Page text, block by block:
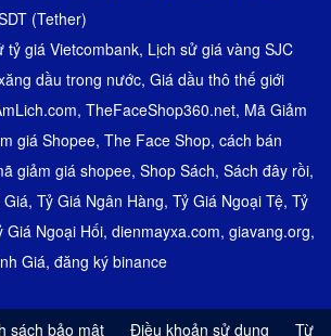
(Tether)
tỷ giá Vietcombank, Lịch sử giá vàng SJC
dầu trong nước, Giá dầu thô thế giới
, TheFaceShop360.net, Mã Giảm
giá Shopee, The Face Shop, cách bán
giảm giá shopee, Shop Sách, Sách đây rồi,
Giá, Tỷ Giá Ngân Hàng, Tỷ Giá Ngoại Tệ, Tỷ
Giá Ngoại Hối, dienmayxa.com, giavang.org,
Giá, đăng ký binance
sách bảo mật Điều khoản sử dụng Từ